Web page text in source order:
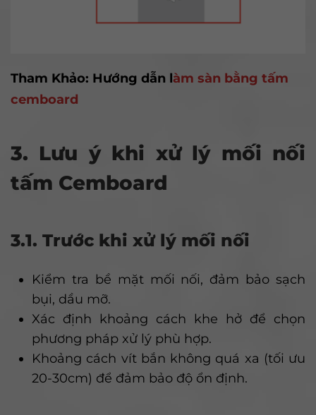
Tham Khảo: Hướng dẫn làm sàn bằng tấm
cemboard
3. Lưu ý khi xử lý mối nối
tấm Cemboard
3.1. Trước khi xử lý mối nối
Kiểm tra bề mặt mối nối, đảm bảo sạch
bụi, dầu mỡ.
Xác định khoảng cách khe hở để chọn
phương pháp xử lý phù hợp.
Khoảng cách vít bắn không quá xa (tối ưu
20-30cm) để đảm bảo độ ổn định.